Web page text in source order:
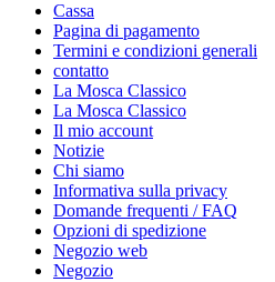
Cassa
Pagina di pagamento
Termini e condizioni generali
contatto
La Mosca Classico
La Mosca Classico
Il mio account
Notizie
Chi siamo
Informativa sulla privacy
Domande frequenti / FAQ
Opzioni di spedizione
Negozio web
Negozio